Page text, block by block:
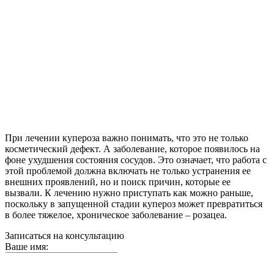
При лечении купероза важно понимать, что это не только
косметический дефект. А заболевание, которое появилось на
фоне ухудшения состояния сосудов. Это означает, что работа с
этой проблемой должна включать не только устранения ее
внешних проявлений, но и поиск причин, которые ее
вызвали. К лечению нужно приступать как можно раньше,
поскольку в запущенной стадии купероз может превратиться
в более тяжелое, хроническое заболевание – розацеа.
Записаться на консультацию
Ваше имя: